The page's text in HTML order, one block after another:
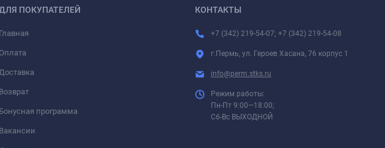
ПОКУПАТЕЛЕЙ
Главная
Оплата
Возврат
Бонусная программа
Вакансии
КОНТАКТЫ
+7 (342) 219-54-07; +7 (342) 219-54-08
г.Пермь, ул. Героев Хасана, 76 корпус 1
info@perm.stks.ru
Режим работы:
Пн-Пт 9:00—18:00;
Сб-Вс ВЫХОДНОЙ